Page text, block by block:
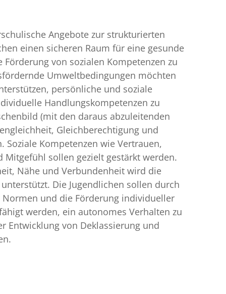
Angebote zur strukturierten
einen sicheren Raum für eine gesunde
von sozialen Kompetenzen zu
Umweltbedingungen möchten
persönliche und soziale
Handlungskompetenzen zu
(mit den daraus abzuleitenden
Gleichberechtigung und
Soziale Kompetenzen wie Vertrauen,
Mitgefühl sollen gezielt gestärkt werden.
Nähe und Verbundenheit wird die
Die Jugendlichen sollen durch
und die Förderung individueller
werden, ein autonomes Verhalten zu
Entwicklung von Deklassierung und